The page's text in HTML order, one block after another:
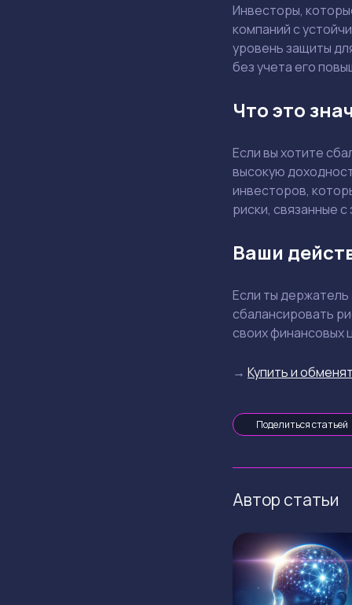
Инвесторы,
компаний с
уровень защиты
без учета его
Что это
Если вы хотите
высокую
инвесторов,
риски, связанные
Ваши
Если ты
сбалансировать
своих финансовых
→ Купить и
Поделиться статьей
Автор статьи